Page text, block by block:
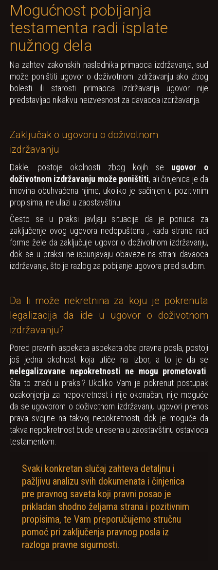
Mogućnost pobijanja
testamenta radi isplate
nužnog dela
Na zahtev zakonskih naslednika primaoca izdržavanja, sud
može poništiti ugovor o doživotnom izdržavanju ako zbog
bolesti ili starosti primaoca izdržavanja ugovor nije
predstavljao nikakvu neizvesnost za davaoca izdržavanja.
Zaključak o ugovoru o doživotnom
izdržavanju
Dakle, postoje okolnosti zbog kojih se ugovor o
doživotnom izdržavanju može poništiti, ali činjenica je da
imovina obuhvaćena njime, ukoliko je sačinjen u pozitivnim
propisima, ne ulazi u zaostavštinu.
Često se u praksi javljaju situacije da je ponuda za
zaključenje ovog ugovora nedopuštena , kada strane radi
forme žele da zaključuje ugovor o doživotnom izdržavanju,
dok se u praksi ne ispunjavaju obaveze na strani davaoca
izdržavanja, što je razlog za pobijanje ugovora pred sudom.
Da li može nekretnina za koju je pokrenuta
legalizacija da ide u ugovor o doživotnom
izdržavanju?
Pored pravnih aspekata aspekata oba pravna posla, postoji
još jedna okolnost koja utiče na izbor, a to je da se
nelegalizovane nepokretnosti ne mogu prometovati
Šta to znači u praksi? Ukoliko Vam je pokrenut postupak
ozakonjenja za nepokretnost i nije okonačan, nije moguće
da se ugovorom o doživotnom izdržavanju ugovori prenos
prava svojine na takvoj nepokretnosti, dok je moguće da
takva nepokretnost bude unesena u zaostavštinu ostavioca
testamentom.
Svaki konkretan slučaj zahteva detaljnu i
pažljivu analizu svih dokumenata i činjenica
pre pravnog saveta koji pravni posao je
prikladan shodno željama strana i pozitivnim
propisima, te Vam preporučujemo stručnu
pomoć pri zaključenja pravnog posla iz
razloga pravne sigurnosti.